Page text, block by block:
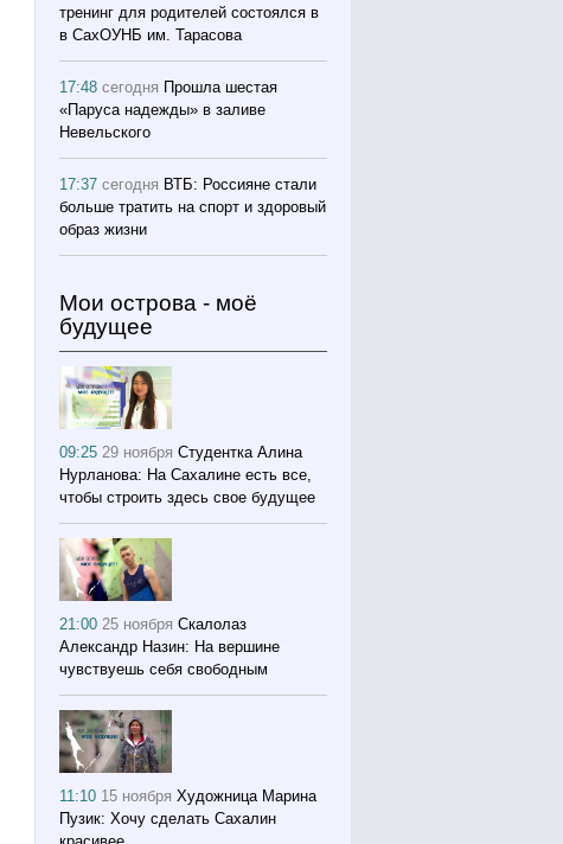
тренинг для родителей состоялся в
в СахОУНБ им. Тарасова
17:48сегодня Прошла шестая
«Паруса надежды» в заливе
Невельского
17:37сегодня ВТБ: Россияне стали
больше тратить на спорт и здоровый
образ жизни
Мои острова - моё
будущее
09:2529 ноября Студентка Алина
Нурланова: На Сахалине есть все,
чтобы строить здесь свое будущее
21:0025 ноября Скалолаз
Александр Назин: На вершине
чувствуешь себя свободным
11:10 15 ноября Художница Марина
Пузик: Хочу сделать Сахалин